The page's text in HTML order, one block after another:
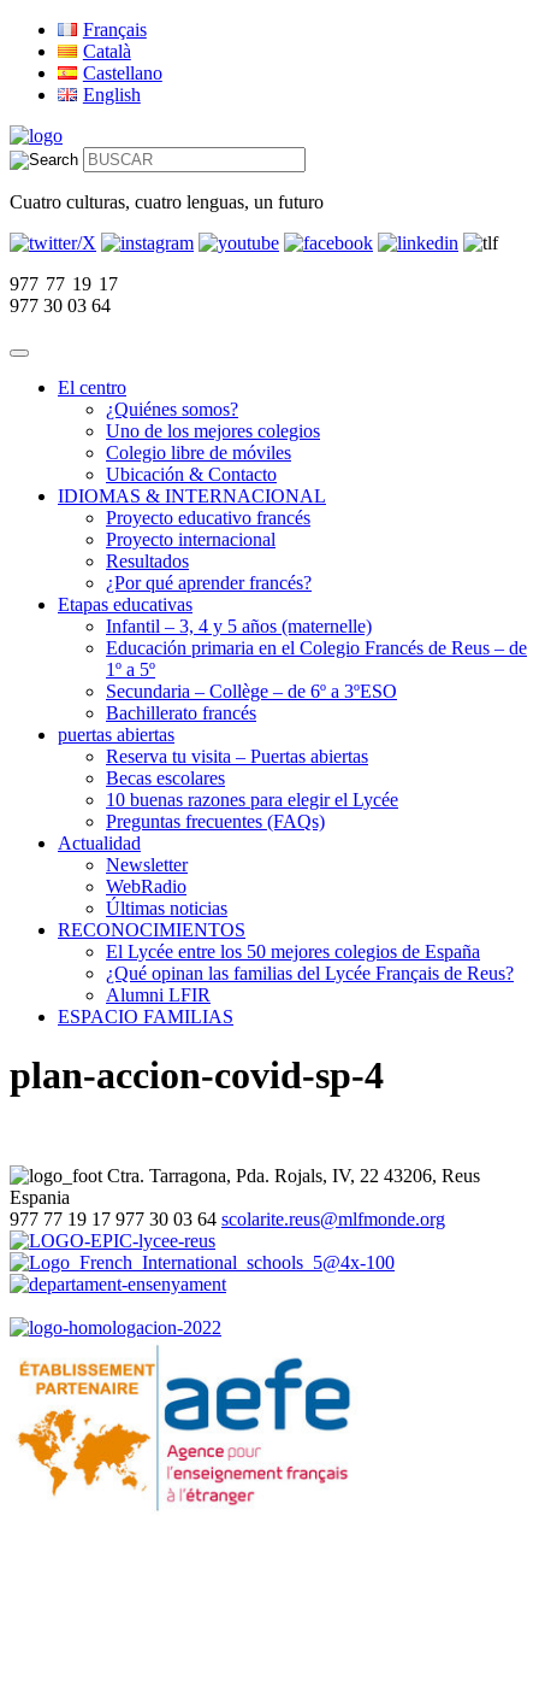
Français
Català
Castellano
English
Cuatro culturas, cuatro lenguas, un futuro
977 77 19 17
977 30 03 64
El centro
¿Quiénes somos?
Uno de los mejores colegios
Colegio libre de móviles
Ubicación & Contacto
IDIOMAS & INTERNACIONAL
Proyecto educativo francés
Proyecto internacional
Resultados
¿Por qué aprender francés?
Etapas educativas
Infantil – 3, 4 y 5 años (maternelle)
Educación primaria en el Colegio Francés de Reus – de
1º a 5º
Secundaria – Collège – de 6º a 3ºESO
Bachillerato francés
puertas abiertas
Reserva tu visita – Puertas abiertas
Becas escolares
10 buenas razones para elegir el Lycée
Preguntas frecuentes (FAQs)
Actualidad
Newsletter
WebRadio
Últimas noticias
RECONOCIMIENTOS
El Lycée entre los 50 mejores colegios de España
¿Qué opinan las familias del Lycée Français de Reus?
Alumni LFIR
ESPACIO FAMILIAS
plan-accion-covid-sp-4
Ctra. Tarragona, Pda. Rojals, IV, 22 43206, Reus
Espania
977 77 19 17 977 30 03 64 scolarite.reus@mlfmonde.org